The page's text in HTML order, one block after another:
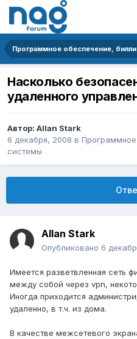
Программное обеспечение,
Насколько
удаленного
Автор: Allan Stark
6 декабря, 2008 в
системы
Allan Stark
Опубликовано 6
Имеется разветвленная сеть
между собой через vpn,
Иногда приходится
удаленно, в т.ч. из дома.
В качестве межсетевого